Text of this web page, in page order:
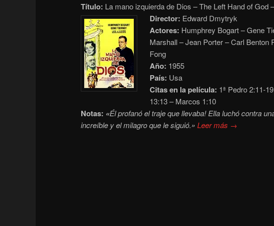
Título: La mano izquierda de Dios – The Left Hand of God
Director: Edward Dmytryk
Actores: Humphrey Bogart – Gene
Marshall – Jean Porter – Carl Benton
Fong
Año: 1955
País: Usa
Citas en la película: 1ª Pedro 2:11-
13:13 – Marcos 1:10
Notas: «Él profanó el traje que llevaba! Ella luchó contra
increíble y el milagro que le siguió.»Leer más →